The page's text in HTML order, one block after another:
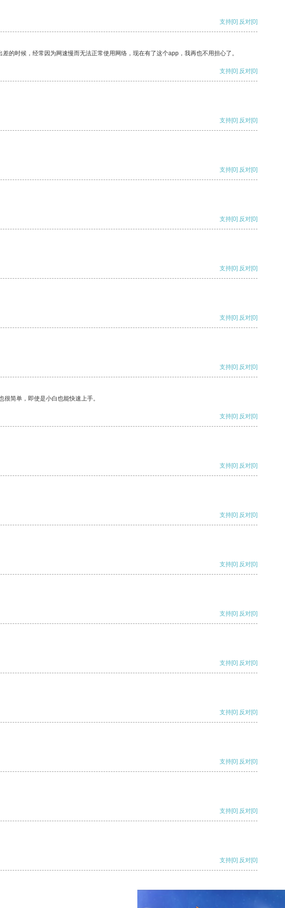
支持[0] 反对[0]
的时候，经常因为网速慢而无法正常使用网络，现在有了这个app，我再也不用担心了。
支持[0] 反对[0]
支持[0] 反对[0]
支持[0] 反对[0]
支持[0] 反对[0]
支持[0] 反对[0]
支持[0] 反对[0]
支持[0] 反对[0]
简单，即使是小白也能快速上手。
支持[0] 反对[0]
支持[0] 反对[0]
支持[0] 反对[0]
支持[0] 反对[0]
支持[0] 反对[0]
支持[0] 反对[0]
支持[0] 反对[0]
支持[0] 反对[0]
支持[0] 反对[0]
支持[0] 反对[0]